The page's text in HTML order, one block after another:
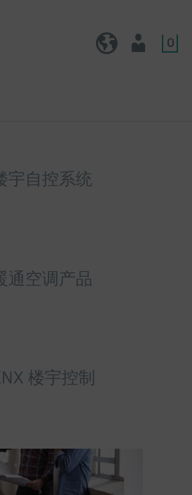
0
宇自控系统
通空调产品
楼宇控制
对产品信